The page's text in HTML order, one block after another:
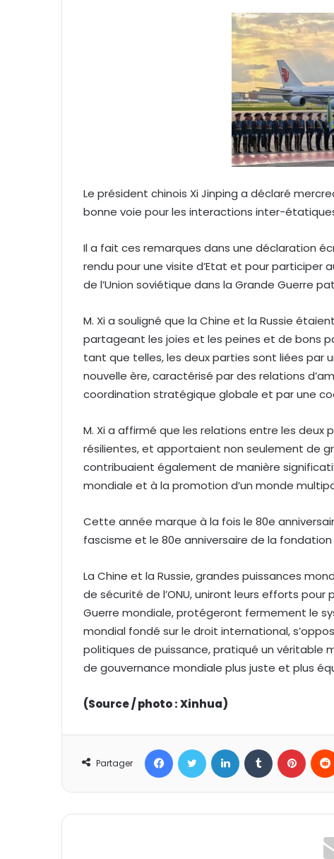
u
n
o
u
r
r
l
Le président chinois Xi Jinping a déclaré
bonne voie pour les interactions inter-
Il a fait ces remarques dans une déclaration
rendu pour une visite d’Etat et pour participer
de l’Union soviétique dans la Grande Guerre
M. Xi a souligné que la Chine et la Russie
partageant les joies et les peines et de bons
tant que telles, les deux parties sont liées par
nouvelle ère, caractérisé par des relations
coordination stratégique globale et par une
M. Xi a affirmé que les relations entre les
résilientes, et apportaient non seulement de
contribuaient également de manière
mondiale et à la promotion d’un monde
Cette année marque à la fois le 80e
fascisme et le 80e anniversaire de la
La Chine et la Russie, grandes puissances
de sécurité de l’ONU, uniront leurs efforts
Guerre mondiale, protégeront fermement le
mondial fondé sur le droit international,
politiques de puissance, pratiqué un véritable
de gouvernance mondiale plus juste et plus
(Source / photo : Xinhua)
Partager